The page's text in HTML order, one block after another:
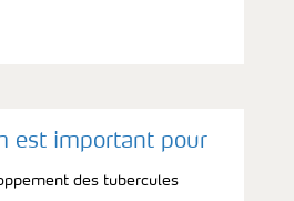
est important pour
des tubercules